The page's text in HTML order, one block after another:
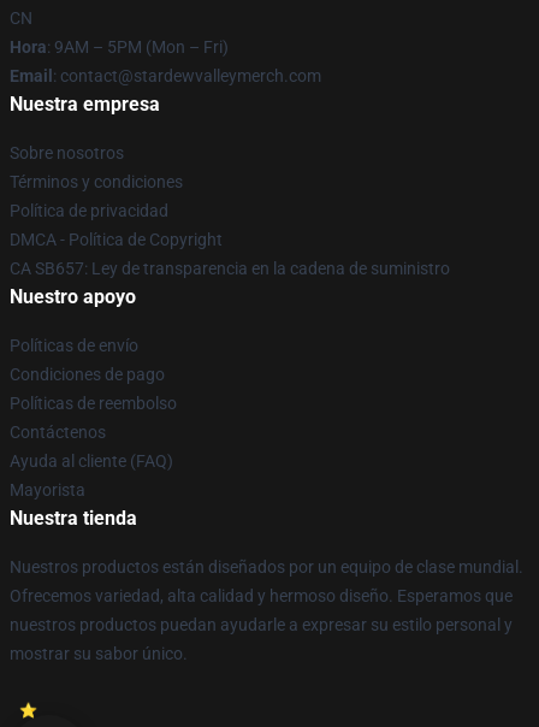
CN
Hora: 9AM – 5PM (Mon – Fri)
Email : contact@stardewvalleymerch.com
Nuestra empresa
Sobre nosotros
Términos y condiciones
Política de privacidad
DMCA - Política de Copyright
CA SB657: Ley de transparencia en la cadena de suministro
Nuestro apoyo
Políticas de envío
Condiciones de pago
Políticas de reembolso
Contáctenos
Ayuda al cliente (FAQ)
Mayorista
Nuestra tienda
Nuestros productos están diseñados por un equipo de clase mundial.
Ofrecemos variedad, alta calidad y hermoso diseño. Esperamos que
nuestros productos puedan ayudarle a expresar su estilo personal y
mostrar su sabor único.